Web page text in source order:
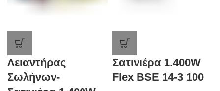
Λειαντήρας
Σωλήνων-
Σατινιέρα 1.400W
Flex BSE 14-3 100